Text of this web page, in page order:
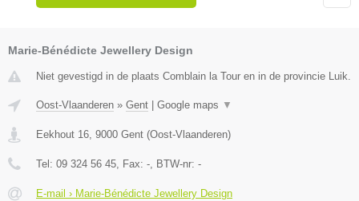
Marie-Bénédicte Jewellery Design
Niet gevestigd in de plaats Comblain la Tour en in de provincie Luik.
Oost-Vlaanderen » Gent Google maps ▼
Eekhout 16, 9000 Gent (Oost-Vlaanderen)
Tel: 09 324 56 45, Fax: -, BTW-nr: -
E-mail › Marie-Bénédicte Jewellery Design